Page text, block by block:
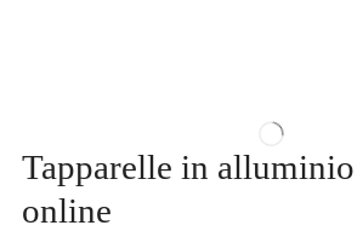
Tapparelle in alluminio
online